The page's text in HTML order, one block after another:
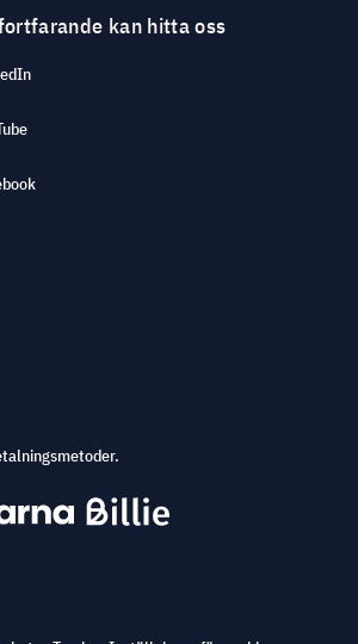
kan hitta oss